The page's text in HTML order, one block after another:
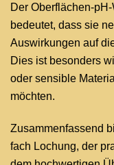
Der Oberflächen-
bedeutet, dass sie
Auswirkungen auf
Dies ist besonders
oder sensible
möchten.
Zusammenfassend
fach Lochung, der